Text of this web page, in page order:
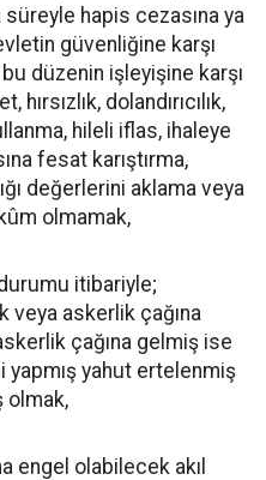
süreyle hapis cezasına ya
güvenliğine karşı
düzenin işleyişine karşı
dolandırıcılık,
hileli iflas, ihaleye
fesat karıştırma,
değerlerini aklama veya
olmamak,
itibariyle;
veya askerlik çağına
çağına gelmiş ise
yahut ertelenmiş
olmak,
engel olabilecek akıl